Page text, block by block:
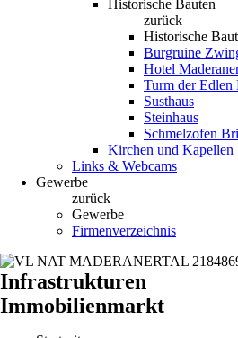
Historische Bauten
zurück
Historische
Burgruine
Hotel
Turm der Edlen
Susthaus
Steinhaus
Schmelzofen
Kirchen und Kapellen
Links & Webcams
Gewerbe
zurück
Gewerbe
Firmenverzeichnis
Infrastrukturen
Immobilienmarkt